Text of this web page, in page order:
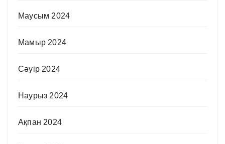
Маусым 2024
Мамыр 2024
Сәуір 2024
Наурыз 2024
Ақпан 2024